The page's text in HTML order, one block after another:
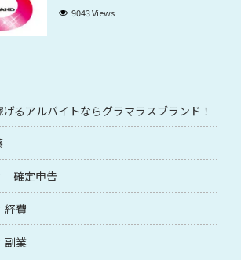
9043 Views
るアルバイトならグラマラスブランド！
確定申告
経費
副業